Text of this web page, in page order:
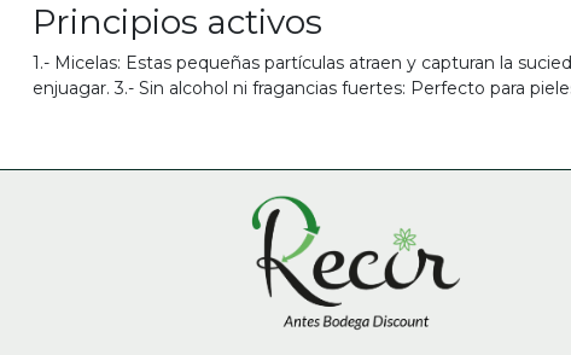
Principios activos
1.- Micelas: Estas pequeñas partículas atraen y capturan la
enjuagar. 3.- Sin alcohol ni fragancias fuertes: Perfecto para